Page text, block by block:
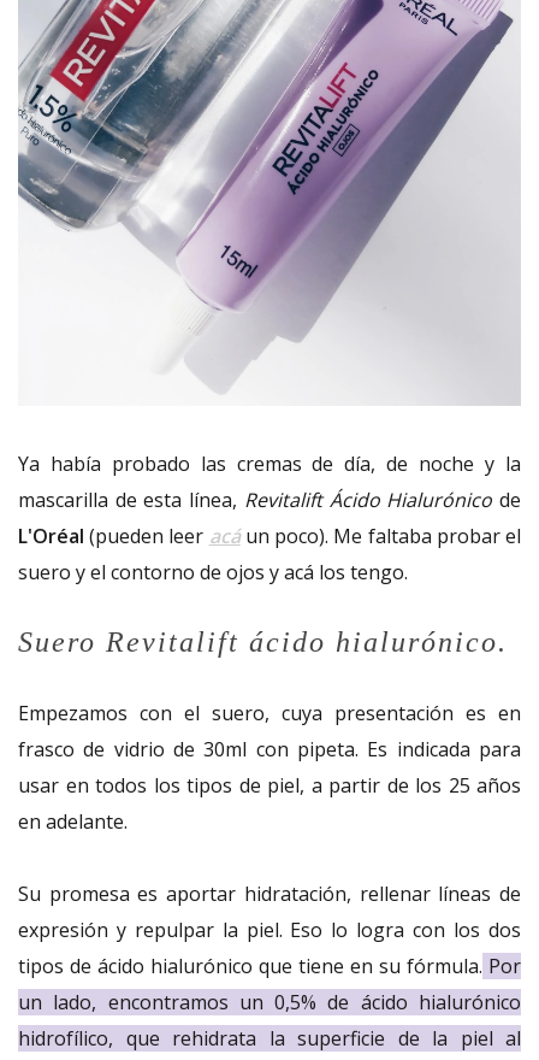
Ya había probado las cremas de día, de noche y la
mascarilla de esta línea, Revitalift Ácido Hialurónico de
L'Oréal (pueden leer acáun poco). Me faltaba probar el
suero y el contorno de ojos y acá los tengo.
Suero Revitalift ácido hialurónico.
Empezamos con el suero, cuya presentación es en
frasco de vidrio de 30ml con pipeta. Es indicada para
usar en todos los tipos de piel, a partir de los 25 años
en adelante.
Su promesa es aportar hidratación, rellenar líneas de
expresión y repulpar la piel. Eso lo logra con los dos
tipos de ácido hialurónico que tiene en su fórmula. Por
un lado, encontramos un 0,5% de ácido hialurónico
hidrofílico, que rehidrata la superficie de la piel al